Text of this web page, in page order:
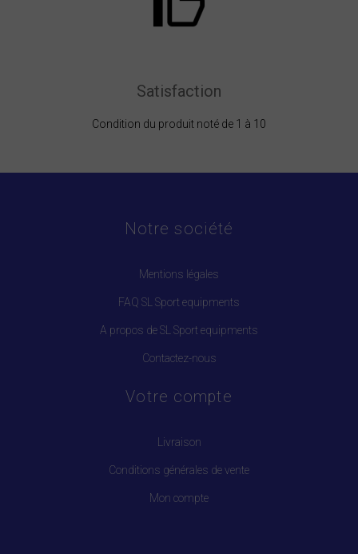
Satisfaction
Condition du produit noté de 1 à 10
Notre société
Mentions légales
FAQ SL Sport equipments
A propos de SL Sport equipments
Contactez-nous
Votre compte
Livraison
Conditions générales de vente
Mon compte